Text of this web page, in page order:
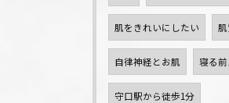
肌をきれいにしたい
自律神経とお肌 寝る
守口駅から徒歩1分